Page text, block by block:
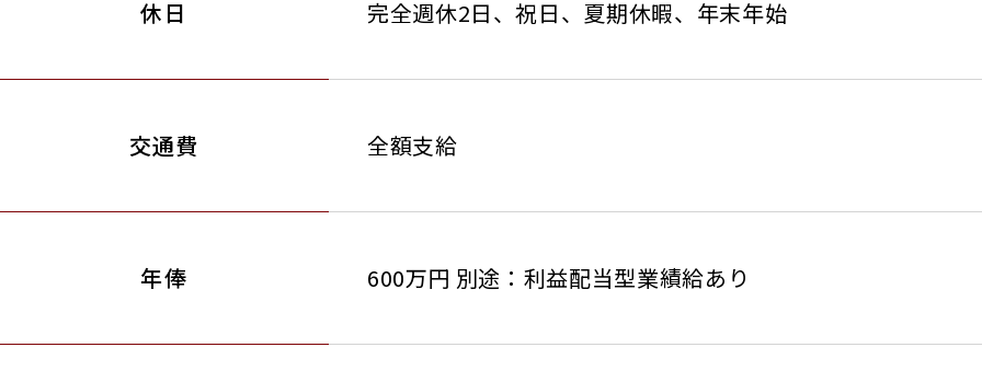
休日 完全週休2日、祝日、夏期休暇、年末年始
交通費 全額支給
年俸 600万円 別途：利益配当型業績給あり